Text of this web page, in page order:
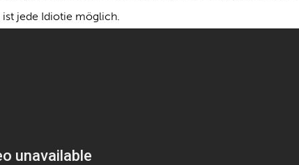
ist jede Idiotie möglich.